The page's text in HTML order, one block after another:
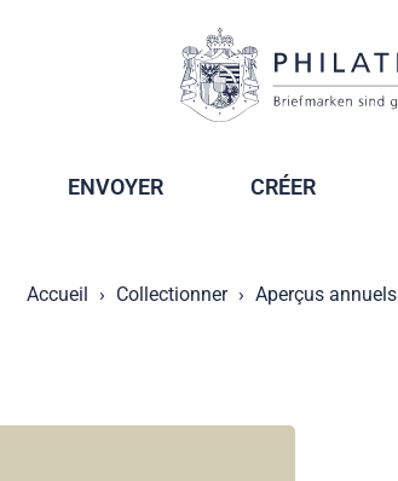
ENVOYER CRÉER
Accueil Collectionner Aperçus annuels